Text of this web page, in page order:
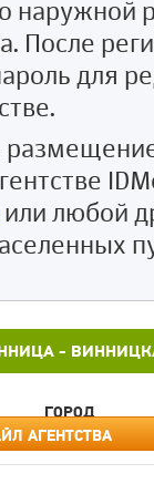
После
для
или любой
-
ГОРОД
АГЕНТСТВА